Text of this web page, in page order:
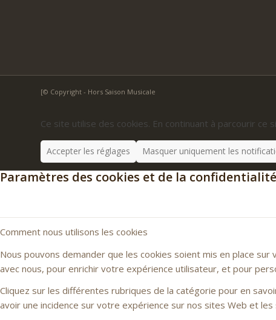
[© Copyright - Hors Saison Musicale
Ce site utilise des cookies. En continuant à parcourir ce
Accepter les réglages Masquer uniquement les
Paramètres des cookies et de la confidentialité
Comment nous utilisons les cookies
Nous pouvons demander que les cookies soient mis en place
avec nous, pour enrichir votre expérience utilisateur, et pour
Cliquez sur les différentes rubriques de la catégorie pour en
avoir une incidence sur votre expérience sur nos sites Web et